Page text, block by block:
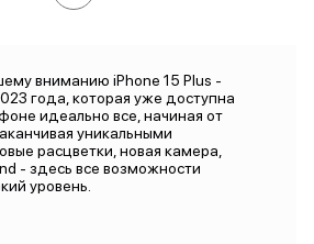
вниманию iPhone 15 Plus -
года, которая уже доступна
идеально все, начиная от
уникальными
расцветки, новая камера,
- здесь все возможности
уровень.